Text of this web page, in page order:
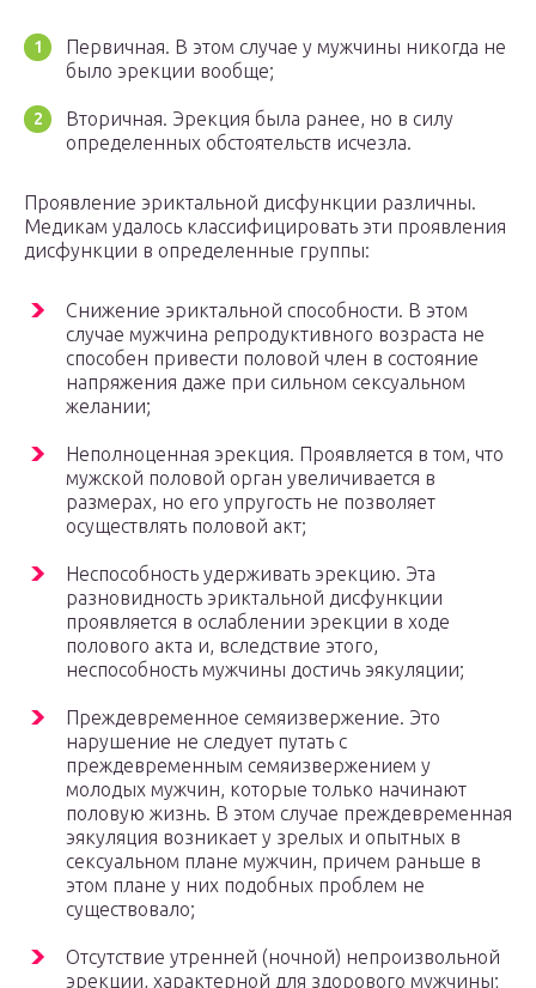
Первичная. В этом случае у мужчины никогда не
было эрекции вообще;
Вторичная. Эрекция была ранее, но в силу
определенных обстоятельств исчезла.
Проявление эриктальной дисфункции различны.
Медикам удалось классифицировать эти проявления
дисфункции в определенные группы:
Снижение эриктальной способности. В этом
случае мужчина репродуктивного возраста не
способен привести половой член в состояние
напряжения даже при сильном сексуальном
желании;
Неполноценная эрекция. Проявляется в том, что
мужской половой орган увеличивается в
размерах, но его упругость не позволяет
осуществлять половой акт;
Неспособность удерживать эрекцию. Эта
разновидность эриктальной дисфункции
проявляется в ослаблении эрекции в ходе
полового акта и, вследствие этого,
неспособность мужчины достичь эякуляции;
Преждевременное семяизвержение. Это
нарушение не следует путать с
преждевременным семяизвержением у
молодых мужчин, которые только начинают
половую жизнь. В этом случае преждевременная
эякуляция возникает у зрелых и опытных в
сексуальном плане мужчин, причем раньше в
этом плане у них подобных проблем не
существовало;
Отсутствие утренней (ночной) непроизвольной
эрекции, характерной для здорового мужчины;